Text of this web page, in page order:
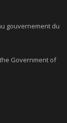
gouvernement du
Government of